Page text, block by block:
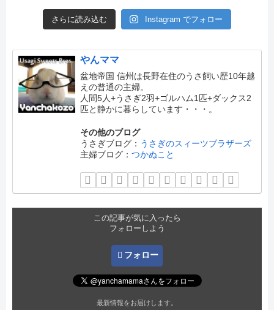
さらに読み込む Instagram でフォロー
やんママ
盆地帝国 信州は長野在住のうさ飼い歴10年越
えの普通の主婦。
人間5人+うさぎ2羽+ゴルハム1匹+ダックス2
匹と静かに暮らしています・・・。
その他のブログ
うさぎブログ： うさぎのスィーツブラザーズ
主婦ブログ： つかぬこと
この記事が気に入ったら
フォローしよう
フォロー
最新情報をお届けします。